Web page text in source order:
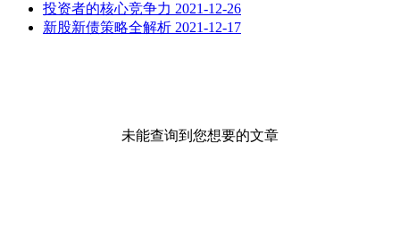
投资者的核心竞争力 2021-12-26
新股新债策略全解析 2021-12-17
未能查询到您想要的文章